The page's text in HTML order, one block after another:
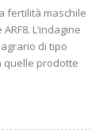
fertilità maschile
L’indagine
di tipo
quelle prodotte